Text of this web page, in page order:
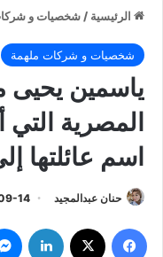
الرئيسية / شخصيات و
شخصيات و شركات ملهمة
ياسمين يحيى
المصرية
اسم عائلتها
حنان عبدالمجيد 14